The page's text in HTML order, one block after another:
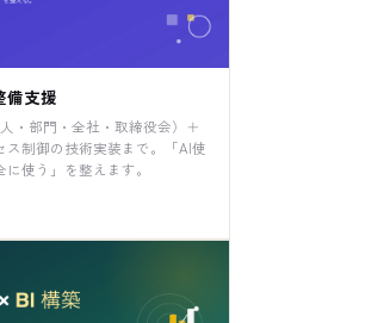
備支援
・部門・全社・取締役会）＋
ス制御の技術実装まで。「AI使
使う」を整えます。